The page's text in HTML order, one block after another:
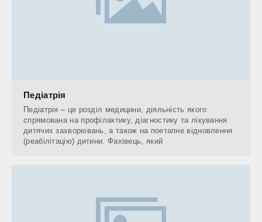
Педіатрія
Педіатрія – це розділ медицини, діяльність якого
спрямована на профілактику, діагностику та лікування
дитячих захворювань, а також на поетапне відновлення
(реабілітацію) дитини. Фахівець, який